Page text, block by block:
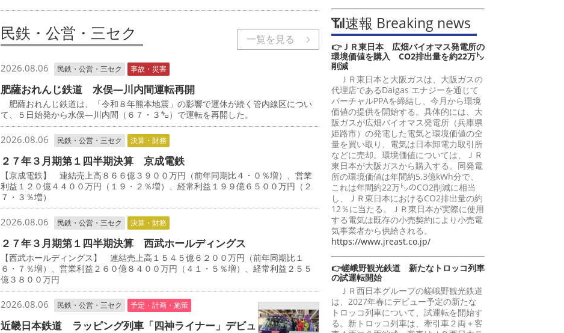
民鉄・公営・三セク 一覧を見る
2026.08.06 民鉄・公営・三セク 事故・災害
肥薩おれんじ鉄道 水俣―川内間運転再開
肥薩おれんじ鉄道は、「令和８年熊本地震」の影響で運休が続く管内線区につい
て、５日始発から水俣―川内間（６７・３㌔）で運転を再開した。
2026.08.06 民鉄・公営・三セク 決算・財務
２７年３月期第１四半期決算 京成電鉄
【京成電鉄】 連結売上高８６６億３９００万円（前年同期比４・０％増）、営業
利益１２０億４４００万円（１９・２％増）、経常利益１９９億６５００万円（２
７・３％増）
2026.08.06 民鉄・公営・三セク 決算・財務
２７年３月期第１四半期決算 西武ホールディングス
【西武ホールディングス】 連結売上高１５４５億６２００万円（前年同期比１
６・７％増）、営業利益２６０億８４００万円（４１・５％増）、経常利益２５５
億３８００万円
2026.08.06 民鉄・公営・三セク 予定・計画・施策
近畿日本鉄道 ラッピング列車「四神ライナー」デビュ
📶速報 Breaking news
👉ＪＲ東日本 広畑バイオマス発電所の
環境価値を購入 CO2排出量を約22万㌧
削減
ＪＲ東日本と大阪ガスは、大阪ガスの
代理店であるDaigas エナジーを通じて
バーチャルPPAを締結し、今月から環境
価値の提供を開始する。具体的には、大
阪ガスが広畑バイオマス発電所（兵庫県
姫路市）の発電した電気と環境価値の全
量を買い取り、電気は日本卸電力取引所
などに売却。環境価値については、ＪＲ
東日本が大阪ガスから購入する。同発電
所の環境価値は年間約5.3億kWh分で、
これは年間約22万㌧のCO2削減に相当
し、ＪＲ東日本におけるCO2排出量の約
12％に当たる。ＪＲ東日本が実際に使用
する電気は既存の小売契約により小売電
気事業者から供給される。
https://www.jreast.co.jp/
👉嵯峨野観光鉄道 新たなトロッコ列車
の試運転開始
ＪＲ西日本グループの嵯峨野観光鉄道
は、2027年春にデビュー予定の新たな
トロッコ列車について、試運転を開始す
る。新トロッコ列車は、牽引車２両＋客